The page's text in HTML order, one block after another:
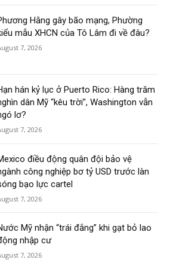
Hằng gây bão mạng, Phường
mẫu XHCN của Tô Lâm đi về đâu?
7, 2026
hán kỷ lục ở Puerto Rico: Hàng trăm
dân Mỹ “kêu trời”, Washington vẫn
lơ?
7, 2026
điều động quân đội bảo vệ
công nghiệp bơ tỷ USD trước làn
bạo lực cartel
7, 2026
Mỹ nhận “trái đắng” khi gạt bỏ lao
nhập cư
7, 2026